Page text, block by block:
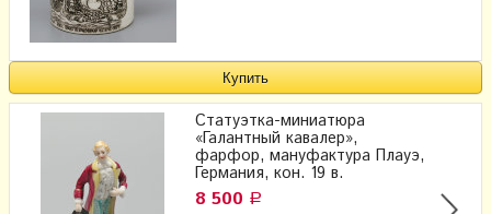
Статуэтка-миниатюра
«Галантный кавалер»,
фарфор, мануфактура Плауэ,
Германия, кон. 19 в.
8 500 Р